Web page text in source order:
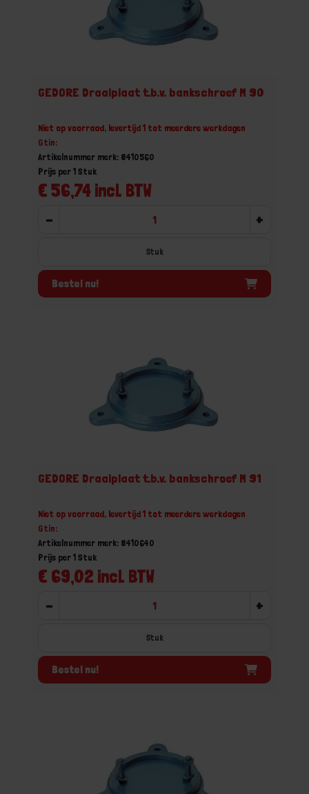
GEDORE Draaiplaat t.b.v. bankschroef M 90
Niet op voorraad, levertijd 1 tot meerdere werkdagen
Gtin:
Artikelnummer merk: 8410560
€ 56,74 incl. BTW
Prijs per 1 Stuk
- +
Stuk
Bestel nu!
GEDORE Draaiplaat t.b.v. bankschroef M 91
Niet op voorraad, levertijd 1 tot meerdere werkdagen
Gtin:
Artikelnummer merk: 8410640
€ 69,02 incl. BTW
Prijs per 1 Stuk
- +
Stuk
Bestel nu!